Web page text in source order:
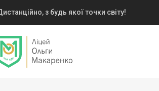
з будь якої точки світу!